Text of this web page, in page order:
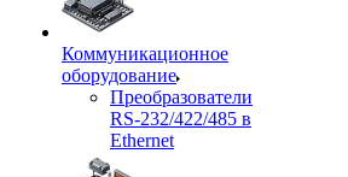
Коммуникационное
оборудование
Преобразователи
RS-232/422/485 в
Ethernet